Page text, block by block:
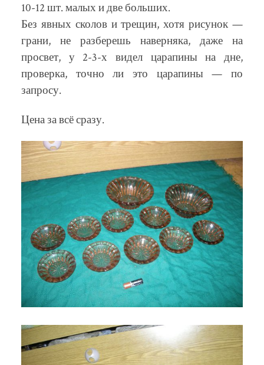
10-12 шт. малых и две больших.
Без явных сколов и трещин, хотя рисунок —
грани, не разберешь наверняка, даже на
просвет, у 2-3-х видел царапины на дне,
проверка, точно ли это царапины — по
запросу.
Цена за всё сразу.